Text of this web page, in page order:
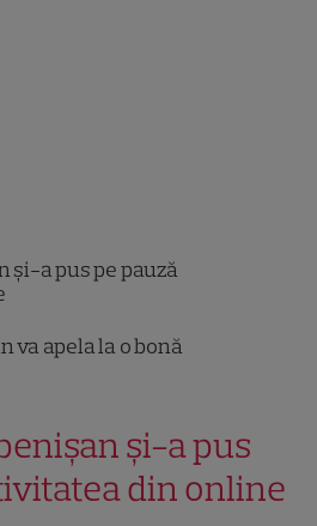
și-a pus pe pauză
va apela la o bonă
și-a pus
din online